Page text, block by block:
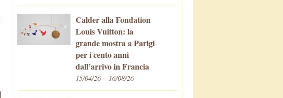
Calder alla Fondation
Louis Vuitton: la
grande mostra a Parigi
per i cento anni
dall’arrivo in Francia
15/04/26 – 16/08/26